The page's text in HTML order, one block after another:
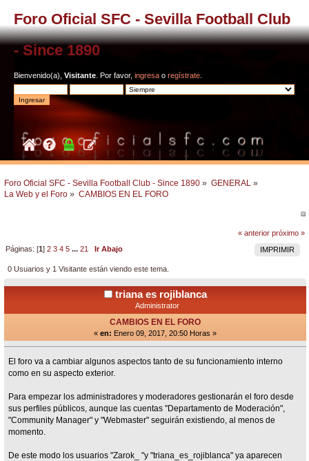
Foro Oficial SFC - Sevilla Football Club
- Since 1890
Bienvenido(a), Visitante . Por favor, ingresa o regístrate
Foro Oficial SFC - Sevilla Football Club - Since 1890 » GENERAL »
La Web y el Foro » CAMBIOS EN EL FORO
« anterior próximo »
IMPRIMIR
Páginas: [1]2 3 4 5 ...21 Ir Abajo
0 Usuarios y 1 Visitante están viendo este tema.
triana es rojiblanca
Administrator
CAMBIOS EN EL FORO
« en: Enero 09, 2017, 20:50 Horas »
El foro va a cambiar algunos aspectos tanto de su funcionamiento interno
como en su aspecto exterior.
Para empezar los administradores y moderadores gestionarán el foro desde
sus perfiles públicos, aunque las cuentas "Departamento de Moderación",
"Community Manager" y "Webmaster" seguirán existiendo, al menos de
momento.
De este modo los usuarios "Zarok_ "y "triana_es_rojiblanca" ya aparecen